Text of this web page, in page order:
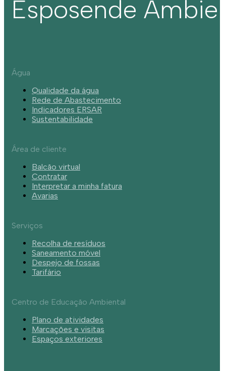
Esposende
Água
Qualidade da água
Rede de Abastecimento
Indicadores ERSAR
Sustentabilidade
Área de cliente
Balcão virtual
Contratar
Interpretar a minha fatura
Avarias
Serviços
Recolha de resíduos
Saneamento móvel
Despejo de fossas
Tarifário
Centro de Educação Ambiental
Plano de atividades
Marcações e visitas
Espaços exteriores